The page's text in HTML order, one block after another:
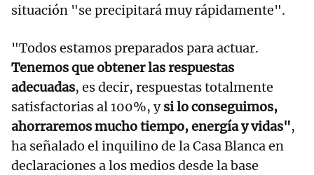
situación "se precipitará muy rápidamente".
"Todos estamos preparados para actuar.
Tenemos que obtener las respuestas
adecuadas, es decir, respuestas totalmente
satisfactorias al 100%, ysi lo conseguimos,
ahorraremos mucho tiempo, energía y vidas",
ha señalado el inquilino de la Casa Blanca en
declaraciones a los medios desde la base